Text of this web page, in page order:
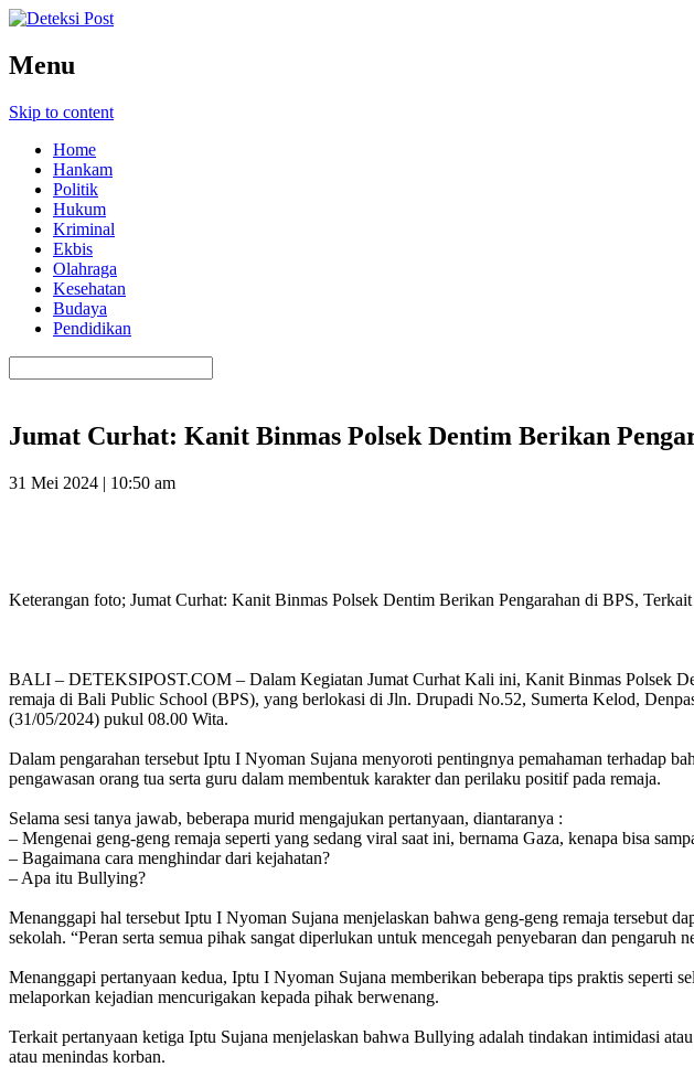
Menu
Skip to content
Home
Hankam
Politik
Hukum
Kriminal
Ekbis
Olahraga
Kesehatan
Budaya
Pendidikan
Jumat Curhat: Kanit Binmas Polsek Dentim Berikan
31 Mei 2024 | 10:50 am
Keterangan foto; Jumat Curhat: Kanit Binmas Polsek Dentim Berikan Pengarahan di BPS,
BALI – DETEKSIPOST.COM – Dalam Kegiatan Jumat Curhat Kali ini, Kanit Binmas Polsek
remaja di Bali Public School (BPS), yang berlokasi di Jln. Drupadi No.52, Sumerta Kelod,
(31/05/2024) pukul 08.00 Wita.
Dalam pengarahan tersebut Iptu I Nyoman Sujana menyoroti pentingnya pemahaman terhadap
pengawasan orang tua serta guru dalam membentuk karakter dan perilaku positif pada remaja.
Selama sesi tanya jawab, beberapa murid mengajukan pertanyaan, diantaranya :
– Mengenai geng-geng remaja seperti yang sedang viral saat ini, bernama Gaza, kenapa bisa
– Bagaimana cara menghindar dari kejahatan?
– Apa itu Bullying?
Menanggapi hal tersebut Iptu I Nyoman Sujana menjelaskan bahwa geng-geng remaja tersebut
sekolah. “Peran serta semua pihak sangat diperlukan untuk mencegah penyebaran dan pengaruh
Menanggapi pertanyaan kedua, Iptu I Nyoman Sujana memberikan beberapa tips praktis seperti
melaporkan kejadian mencurigakan kepada pihak berwenang.
Terkait pertanyaan ketiga Iptu Sujana menjelaskan bahwa Bullying adalah tindakan intimidasi
atau menindas korban.